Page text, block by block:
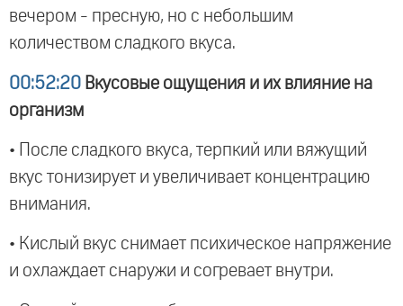
вечером - пресную, но с небольшим
количеством сладкого вкуса.
00:52:20 Вкусовые ощущения и их влияние на
организм
• После сладкого вкуса, терпкий или вяжущий
вкус тонизирует и увеличивает концентрацию
внимания.
• Кислый вкус снимает психическое напряжение
и охлаждает снаружи и согревает внутри.